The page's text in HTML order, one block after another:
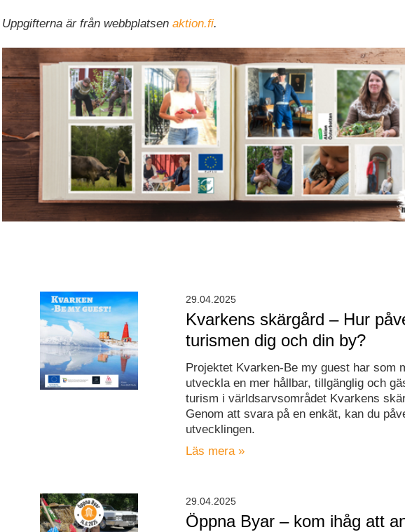
Uppgifterna är från webbplatsen aktion.fi.
Kvarkens skärgård – Hur
turismen dig och din by?
Projektet Kvarken-Be my guest har som
utveckla en mer hållbar, tillgänglig och
turism i världsarvsområdet Kvarkens
Genom att svara på en enkät, kan du
utvecklingen.
Läs mera »
29.04.2025
Öppna Byar – kom ihåg att
29.04.2025